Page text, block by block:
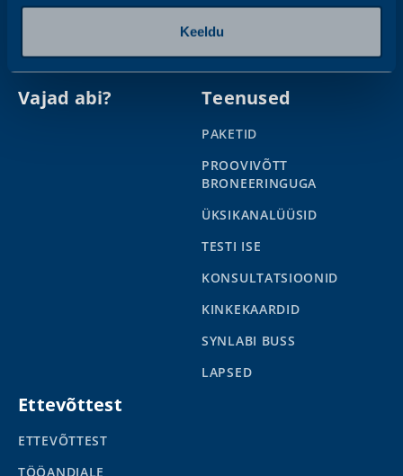
Keeldu
Vajad abi? Teenused
PAKETID
PROOVIVÕTT
BRONEERINGUGA
ÜKSIKANALÜÜSID
TESTI ISE
KONSULTATSIOONID
KINKEKAARDID
SYNLABI BUSS
LAPSED
Ettevõttest
ETTEVÕTTEST
TÖÖANDJALE